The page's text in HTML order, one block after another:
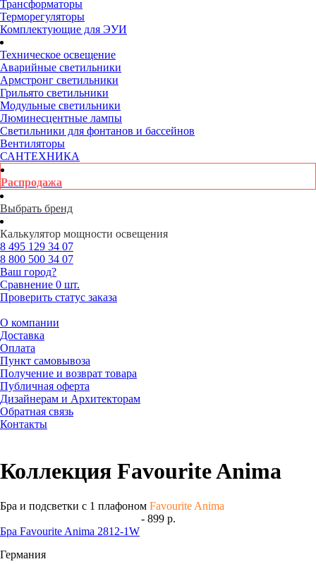
Трансформаторы
Терморегуляторы
Комплектующие для ЭУИ
Техническое освещение
Аварийные светильники
Армстронг светильники
Грильято светильники
Модульные светильники
Люминесцентные лампы
Светильники для фонтанов и бассейнов
Вентиляторы
САНТЕХНИКА
Распродажа
Выбрать бренд
Калькулятор мощности освещения
8 495 129 34 07
8 800 500 34 07
Ваш город?
Сравнение 0 шт.
Проверить статус заказа
О компании
Доставка
Оплата
Пункт самовывоза
Получение и возврат товара
Публичная оферта
Дизайнерам и Архитекторам
Обратная связь
Контакты
Коллекция Favourite Anima
Бра и подсветки с 1 плафоном Favourite Anima
- 899 р.
Бра Favourite Anima 2812-1W
Германия